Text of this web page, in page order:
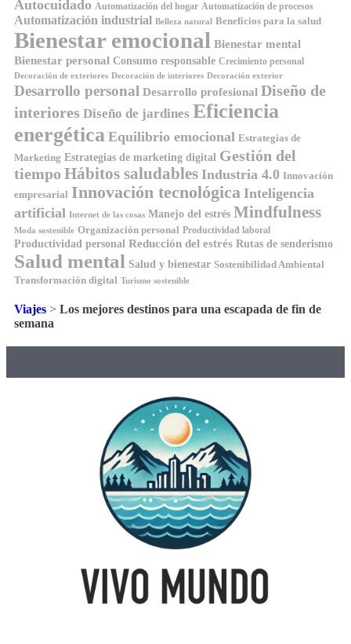
Autocuidado Automatización del hogar Automatización de procesos
Automatización industrial Belleza natural Beneficios para la salud
Bienestar emocional Bienestar mental
Bienestar personal Consumo responsable Crecimiento personal
Decoración de exteriores Decoración de interiores Decoración exterior
Desarrollo personal Desarrollo profesional Diseño de
interiores Diseño de jardines Eficiencia
energética Equilibrio emocional Estrategias de
Marketing Estrategias de marketing digital Gestión del
tiempo Hábitos saludables Industria 4.0 Innovación
empresarial Innovación tecnológica Inteligencia
artificial Internet de las cosas Manejo del estrés Mindfulness
Moda sostenible Organización personal Productividad laboral
Productividad personal Reducción del estrés Rutas de senderismo
Salud mental Salud y bienestar Sostenibilidad Ambiental
Transformación digital Turismo sostenible
Viajes > Los mejores destinos para una escapada de fin de
semana